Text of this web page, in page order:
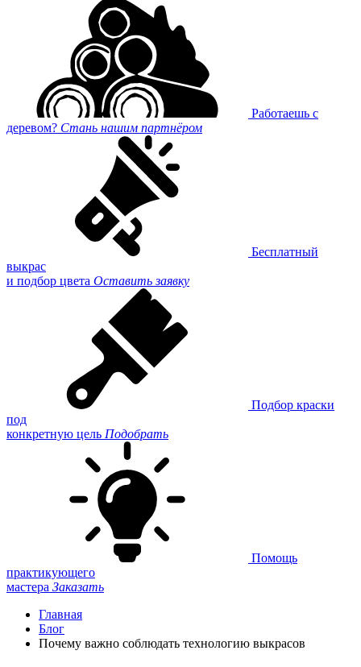
Работаешь с
деревом? Стань нашим партнёром
Бесплатный
выкрас
и подбор цвета Оставить заявку
Подбор краски
под
конкретную цель Подобрать
Помощь
практикующего
мастера Заказать
Главная
Блог
Почему важно соблюдать технологию выкрасов